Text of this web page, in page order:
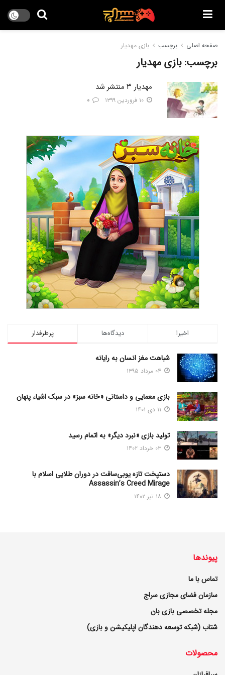
صفحه اصلی برچسب بازی مهدیار
برچسب:بازی مهدیار
مهدیار ۳ منتشر شد
پرطرفدار دیدگاه‌ها اخیرا
شباهت مغز انسان به رایانه
بازی معمایی و داستانی «خانه سبز» در سبک اشیاء پنهان
تولید بازی «نبرد دیگر» به اتمام رسید
دستپخت تازه یوبی‌سافت در دوران طلایی اسلام با
Assassin’s Creed Mirage
پیوندها
تماس با ما
سازمان فضای مجازی سراج
مجله تخصصی بازی بان
شتاب (شبکه توسعه دهندگان اپلیکیشن و بازی)
محصولات